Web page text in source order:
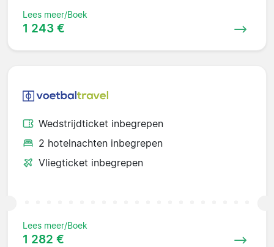
Lees meer/Boek
1 243 €
Wedstrijdticket inbegrepen
2 hotelnachten inbegrepen
Vliegticket inbegrepen
Lees meer/Boek
1 282 €